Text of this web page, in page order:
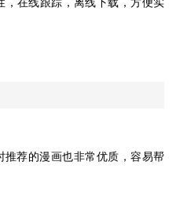
，在线跟踪，离线下载，方便实
推荐的漫画也非常优质，容易帮